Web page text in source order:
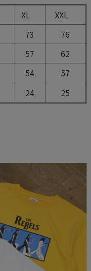
XL
XXL
73
76
57
62
54
57
24 25